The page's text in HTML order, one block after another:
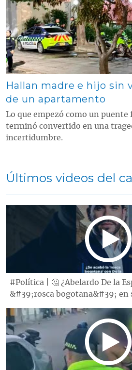
Hallan madre e hijo sin
de un apartamento
Lo que empezó como un puente
terminó convertido en una
incertidumbre.
Últimos videos del
#Política | 🤔 ¿Abelardo De la
&#39;rosca bogotana&#39; en